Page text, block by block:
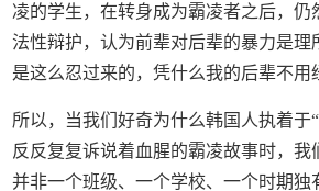
凌的学生，在转身成为霸凌者之后，仍
法性辩护，认为前辈对后辈的暴力是理
是这么忍过来的，凭什么我的后辈不用
所以，当我们好奇为什么韩国人执着于
反反复复诉说着血腥的霸凌故事时，我
并非一个班级、一个学校、一个时期独